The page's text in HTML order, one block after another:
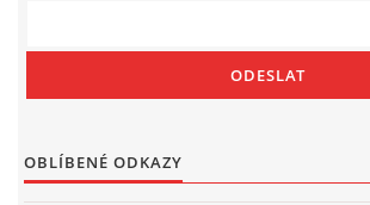
OBLÍBENÉ ODKAZY